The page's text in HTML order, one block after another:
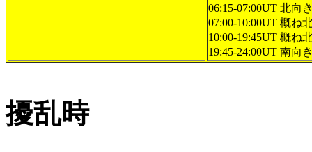
06:15-07:00UT 北向
07:00-10:00UT 概ね
10:00-19:45UT 概ね
19:45-24:00UT 南向
擾乱時